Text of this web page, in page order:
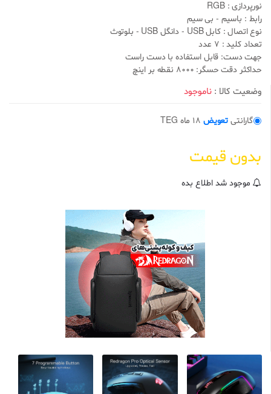
ت
ی
ا
ز
د
ی
0
0
5
ب
ا
ا
م
نورپردازی : RGB
رابط : باسیم - بی سیم
نوع اتصال : کابل USB - دانگل USB - بلوتوث
تعداد کلید : 7 عدد
جهت دست: قابل استفاده با دست راست
حداکثر دقت حسگر: 8000 نقطه بر اینچ
وضعیت کالا : ناموجود
گارانتی تعویض
بدون قیمت
موجود شد اطلاع بده